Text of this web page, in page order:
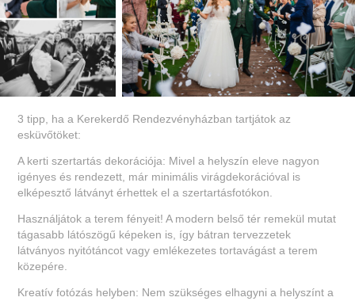
3 tipp, ha a Kerekerdő Rendezvényházban tartjátok az
esküvőtöket:
A kerti szertartás dekorációja: Mivel a helyszín eleve nagyon
igényes és rendezett, már minimális virágdekorációval is
elképesztő látványt érhettek el a szertartásfotókon.
Használjátok a terem fényeit! A modern belső tér remekül mutat
tágasabb látószögű képeken is, így bátran tervezzetek
látványos nyitótáncot vagy emlékezetes tortavágást a terem
közepére.
Kreatív fotózás helyben: Nem szükséges elhagyni a helyszínt a